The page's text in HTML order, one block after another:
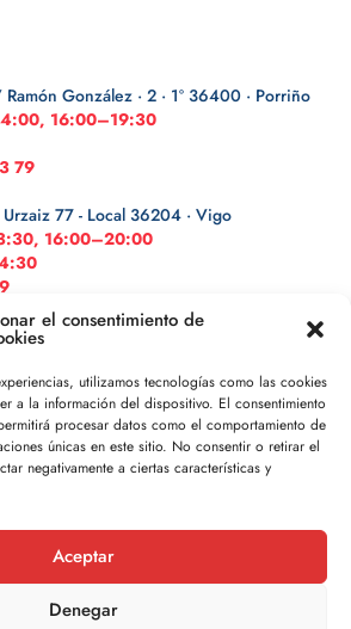
el consentimiento de
utilizamos tecnologías como las cookies
a la información del dispositivo. El consentimiento
procesar datos como el comportamiento de
únicas en este sitio. No consentir o retirar el
negativamente a ciertas características y
Aceptar
Denegar
González · 2 · 1º 36400 · Porriño
16:00–19:30
79
77 - Local 36204 · Vigo
16:00–20:00